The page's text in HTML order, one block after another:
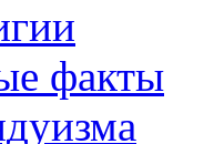
факты